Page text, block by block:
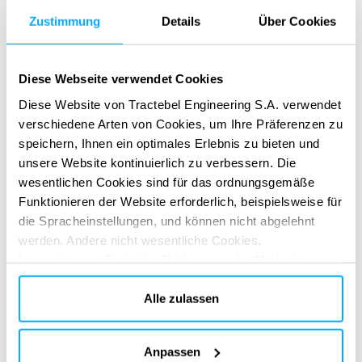
Zustimmung Details Über Cookies
Diese Webseite verwendet Cookies
Diese Website von Tractebel Engineering S.A. verwendet
verschiedene Arten von Cookies, um Ihre Präferenzen zu
speichern, Ihnen ein optimales Erlebnis zu bieten und
unsere Website kontinuierlich zu verbessern. Die
wesentlichen Cookies sind für das ordnungsgemäße
Funktionieren der Website erforderlich, beispielsweise für
die Spracheinstellungen, und können nicht abgelehnt
werden. Andere nicht wesentliche Cookies,
Cookies, werden nur verwendet, nachdem Sie auf „Alle
akzeptieren“ geklickt haben. Weitere Informationen finden
Sie in unserer Cookie-Richtlinie im Abschnitt „Über uns“
Alle zulassen
Anpassen
Unser Mehrwert
Aktive Überwachung technologischer und
gesetzgeberischer Entwicklungen
Eine globale Präsenz, die Kontinuität bei
Spezialisten, Prozessen und Tools von einem
Projekt zum nächsten gewährleistet
Ein Team aus wegweisenden Experten, das sich
Lösungen für einzigartige Projekte der nächsten
Generation zu entwickeln